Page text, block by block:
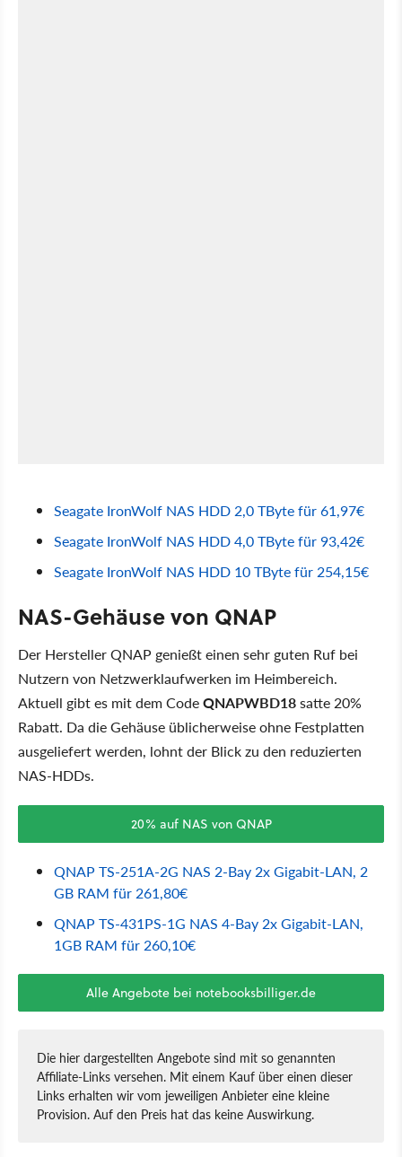
Seagate IronWolf NAS HDD 2,0 TByte für 61,97€
Seagate IronWolf NAS HDD 4,0 TByte für 93,42€
Seagate IronWolf NAS HDD 10 TByte für 254,15€
NAS-Gehäuse von QNAP
Der Hersteller QNAP genießt einen sehr guten Ruf bei
Nutzern von Netzwerklaufwerken im Heimbereich.
Aktuell gibt es mit dem CodeQNAPWBD18satte 20%
Rabatt. Da die Gehäuse üblicherweise ohne Festplatten
ausgeliefert werden, lohnt der Blick zu den reduzierten
NAS-HDDs.
20% auf NAS von QNAP
QNAP TS-251A-2G NAS 2-Bay 2x Gigabit-LAN, 2
GB RAM für 261,80€
QNAP TS-431PS-1G NAS 4-Bay 2x Gigabit-LAN,
1GB RAM für 260,10€
Alle Angebote bei notebooksbilliger.de
Die hier dargestellten Angebote sind mit so genannten
Affiliate-Links versehen. Mit einem Kauf über einen dieser
Links erhalten wir vom jeweiligen Anbieter eine kleine
Provision. Auf den Preis hat das keine Auswirkung.